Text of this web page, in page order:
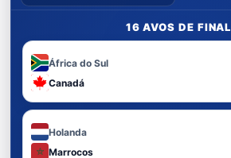
16 AVOS DE FINAL
África do Sul
Canadá
Holanda
Marrocos